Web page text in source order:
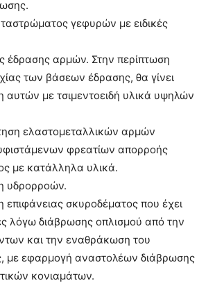
γεφυρών με ειδικές
έδρασης αρμών. Στην περίπτωση
των βάσεων έδρασης, θα γίνει
με τσιμεντοειδή υλικά υψηλών
ελαστομεταλλικών αρμών
φρεατίων απορροής
με κατάλληλα υλικά.
υδρορροών.
σκυροδέματος που έχει
λόγω διάβρωσης οπλισμού από την
και την εναθράκωση του
με εφαρμογή αναστολέων διάβρωσης
κονιαμάτων.